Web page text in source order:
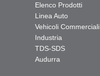
Elenco Prodotti
Linea Auto
Vehicoli Commerciali
Industria
TDS-SDS
Audurra